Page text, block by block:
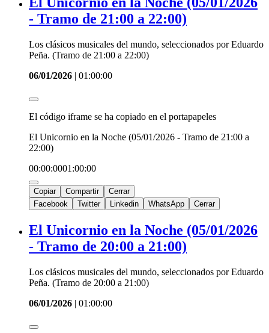
- Tramo de 21:00 a 22:00)
Los clásicos musicales del mundo, seleccionados por Eduardo
Peña. (Tramo de 21:00 a 22:00)
06/01/2026 | 01:00:00
El código iframe se ha copiado en el portapapeles
El Unicornio en la Noche (05/01/2026 - Tramo de 21:00 a
22:00)
00:00:0001:00:00
Copiar Compartir
Cerrar
Facebook
Twitter Linkedin WhatsApp Cerrar
El Unicornio en la Noche (05/01/2026
- Tramo de 20:00 a 21:00)
Los clásicos musicales del mundo, seleccionados por Eduardo
Peña. (Tramo de 20:00 a 21:00)
06/01/2026 | 01:00:00